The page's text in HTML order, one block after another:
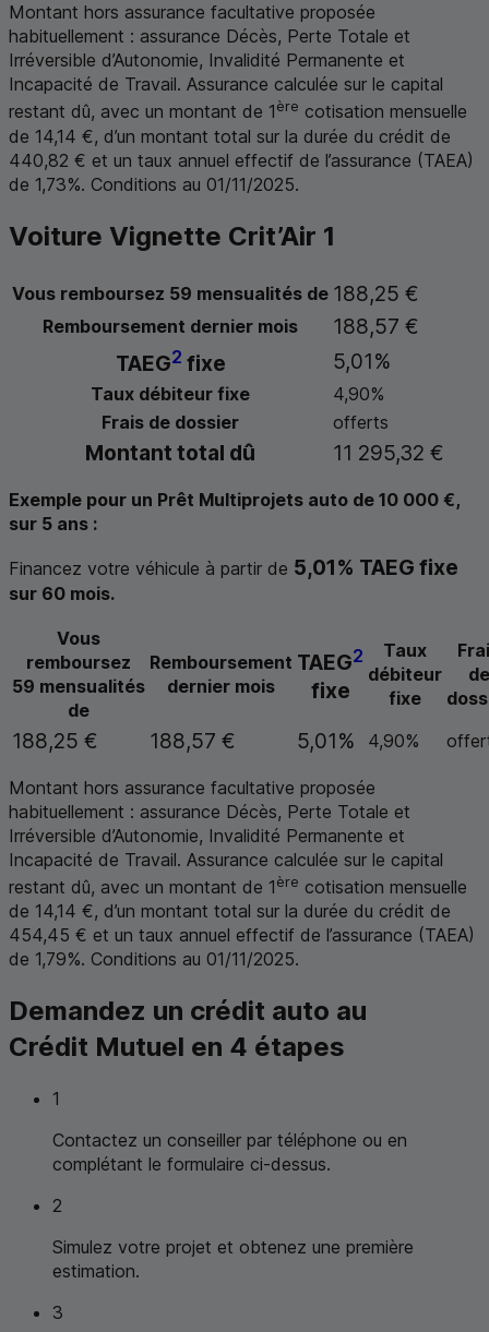
Montant hors assurance facultative proposée
habituellement : assurance Décès, Perte Totale et
Irréversible d’Autonomie, Invalidité Permanente et
Incapacité de Travail. Assurance calculée sur le capital
restant dû, avec un montant de 1ère cotisation mensuelle
de 14,14 €, d’un montant total sur la durée du crédit de
440,82 € et un taux annuel effectif de l’assurance (TAEA)
de 1,73%. Conditions au 01/11/2025.
Voiture Vignette Crit’Air 1
Vous remboursez 59 mensualités de 188,25 €
Remboursement dernier mois
188,57 €
TAEG2 fixe 5,01%
Taux débiteur fixe
4,90%
Frais de dossier
offerts
Montant total dû 11 295,32 €
Exemple pour un Prêt Multiprojets auto de 10 000 €,
sur 5 ans :
Financez votre véhicule à partir de 5,01% TAEG fixe
sur 60 mois.
Vous
remboursez
59 mensualités
de
Remboursement
dernier mois
TAEG2
fixe
Taux
débiteur
fixe
de
188,25 € 188,57 € 5,01% 4,90%
Montant hors assurance facultative proposée
habituellement : assurance Décès, Perte Totale et
Irréversible d’Autonomie, Invalidité Permanente et
Incapacité de Travail. Assurance calculée sur le capital
restant dû, avec un montant de 1ère cotisation mensuelle
de 14,14 €, d’un montant total sur la durée du crédit de
454,45 € et un taux annuel effectif de l’assurance (TAEA)
de 1,79%. Conditions au 01/11/2025.
Demandez un crédit auto au
Crédit Mutuel en 4 étapes
1
Contactez un conseiller par téléphone ou en
complétant le formulaire ci-dessus.
2
Simulez votre projet et obtenez une première
estimation.
3